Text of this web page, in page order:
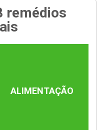
remédios
ALIMENTAÇÃO